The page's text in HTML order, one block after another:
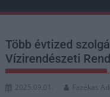
Több évtized
Vízirendészeti
2025.09.01. Fazekas